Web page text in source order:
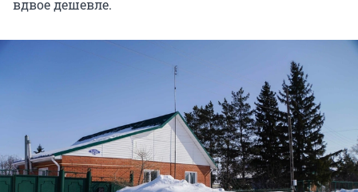
вдвое дешевле.